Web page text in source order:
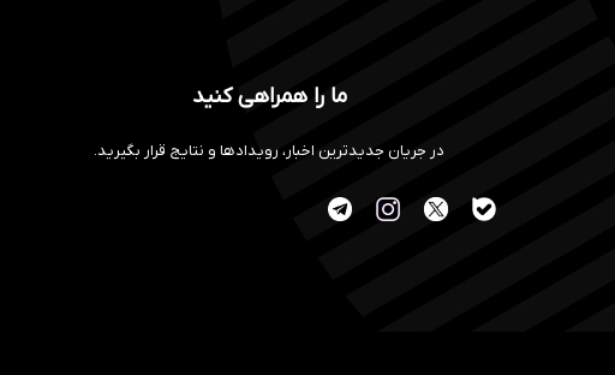
ما را همراهی کنید
در جریان جدیدترین اخبار، رویدادها و نتایج قرار بگیرید.